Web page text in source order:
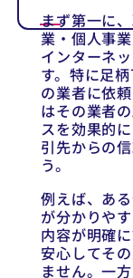
まず第一に
業・個人事
インターネ
す。特に足
の業者に依
はその業者
スを効果的
引先からの
う。
例えば、あ
が分かりや
内容が明確
安心してそ
ません。一